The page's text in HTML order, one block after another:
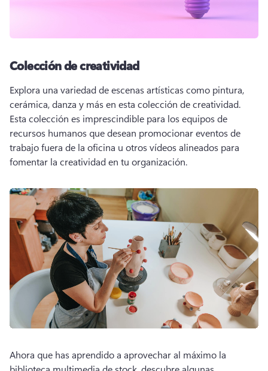
Colección de creatividad
Explora una variedad de escenas artísticas como pintura,
Esta colección es imprescindible para los equipos de
recursos humanos que desean promocionar eventos de
trabajo fuera de la oficina u otros vídeos alineados para
fomentar la creatividad en tu organización.
Ahora que has aprendido a aprovechar al máximo la